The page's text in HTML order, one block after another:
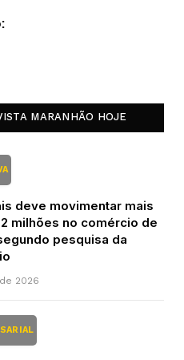
MARANHÃO HOJE
deve movimentar mais
milhões no comércio de
pesquisa da
2026